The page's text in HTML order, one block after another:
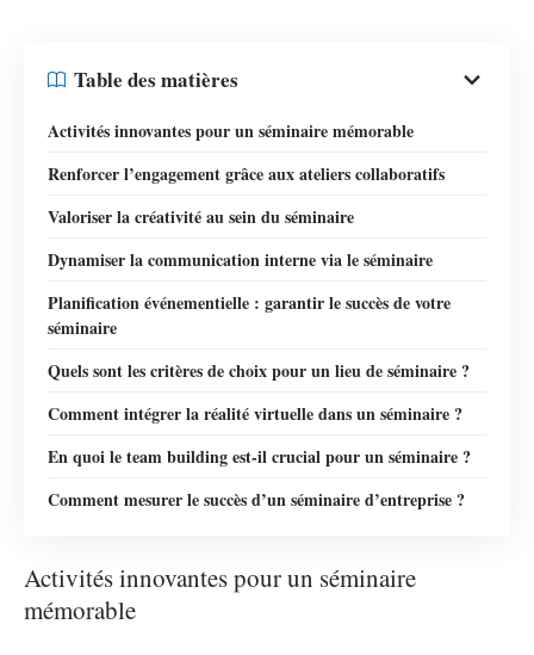
Table des matières
Activités innovantes pour un séminaire mémorable
Renforcer l’engagement grâce aux ateliers collaboratifs
Valoriser la créativité au sein du séminaire
Dynamiser la communication interne via le séminaire
Planification événementielle : garantir le succès de votre
séminaire
Quels sont les critères de choix pour un lieu de séminaire ?
Comment intégrer la réalité virtuelle dans un séminaire ?
En quoi le team building est-il crucial pour un séminaire ?
Comment mesurer le succès d’un séminaire d’entreprise ?
Activités innovantes pour un séminaire
mémorable